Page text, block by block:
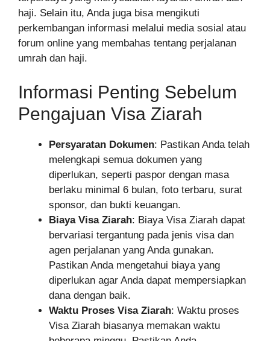
haji. Selain itu, Anda juga bisa mengikuti
perkembangan informasi melalui media sosial atau
forum online yang membahas tentang perjalanan
umrah dan haji.
Informasi Penting Sebelum
Pengajuan Visa Ziarah
Persyaratan Dokumen: Pastikan Anda telah
melengkapi semua dokumen yang
diperlukan, seperti paspor dengan masa
berlaku minimal 6 bulan, foto terbaru, surat
sponsor, dan bukti keuangan.
Biaya Visa Ziarah: Biaya Visa Ziarah dapat
bervariasi tergantung pada jenis visa dan
agen perjalanan yang Anda gunakan.
Pastikan Anda mengetahui biaya yang
diperlukan agar Anda dapat mempersiapkan
dana dengan baik.
Waktu Proses Visa Ziarah: Waktu proses
Visa Ziarah biasanya memakan waktu